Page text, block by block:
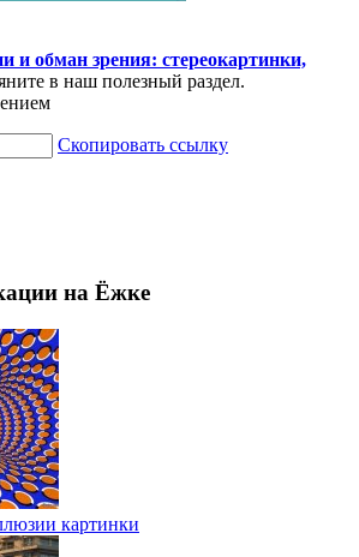
и обман зрения: стереокартинки,
в наш полезный раздел.
Скопировать ссылку
на Ёжке
картинки